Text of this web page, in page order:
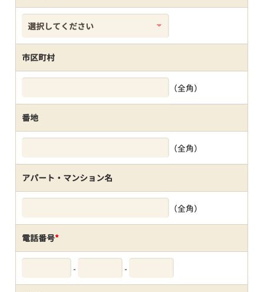
市区町村
（全角）
番地
（全角）
アパート・マンション名
（全角）
電話番号*
- -